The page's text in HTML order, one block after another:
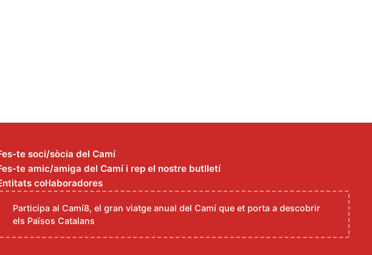
te soci/sòcia del Camí
te amic/amiga del Camí i rep el nostre butlletí
col·laboradores
Participa al Camí8, el gran viatge anual del Camí que et porta a descobrir
els Països Catalans